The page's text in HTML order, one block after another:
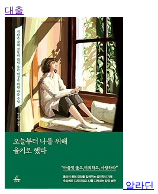
대출
알라딘